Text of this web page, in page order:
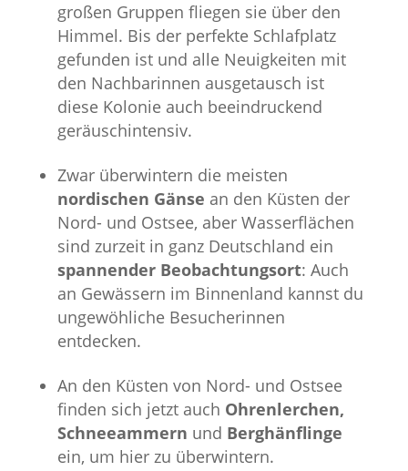
großen Gruppen fliegen sie über den
Himmel. Bis der perfekte Schlafplatz
gefunden ist und alle Neuigkeiten mit
den Nachbarinnen ausgetausch ist
diese Kolonie auch beeindruckend
geräuschintensiv.
Zwar überwintern die meisten
nordischen Gänse an den Küsten der
Nord- und Ostsee, aber Wasserflächen
sind zurzeit in ganz Deutschland ein
spannender Beobachtungsort: Auch
an Gewässern im Binnenland kannst du
ungewöhliche Besucherinnen
entdecken.
An den Küsten von Nord- und Ostsee
finden sich jetzt auch Ohrenlerchen,
Schneeammern und Berghänflinge
ein, um hier zu überwintern.